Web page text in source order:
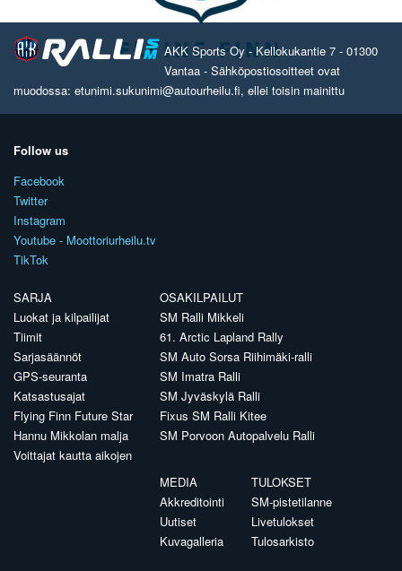
AKK Sports Oy - Kellokukantie 7 - 01300
Vantaa - Sähköpostiosoitteet ovat
muodossa: etunimi.sukunimi@autourheilu.fi, ellei toisin mainittu
Follow us
Facebook
Twitter
Instagram
Youtube - Moottoriurheilu.tv
TikTok
SARJA
Luokat ja kilpailijat
Tiimit
Sarjasäännöt
GPS-seuranta
Katsastusajat
Flying Finn Future Star
Hannu Mikkolan malja
Voittajat kautta aikojen
OSAKILPAILUT
SM Ralli Mikkeli
61. Arctic Lapland Rally
SM Auto Sorsa Riihimäki-ralli
SM Imatra Ralli
SM Jyväskylä Ralli
Fixus SM Ralli Kitee
SM Porvoon Autopalvelu Ralli
MEDIA
Akkreditointi
Uutiset
Kuvagalleria
TULOKSET
SM-pistetilanne
Livetulokset
Tulosarkisto